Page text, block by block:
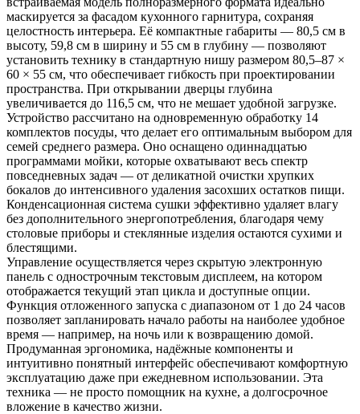
маскируется за фасадом кухонного гарнитура, сохраняя
целостность интерьера. Её компактные габариты — 80,5 см в
высоту, 59,8 см в ширину и 55 см в глубину — позволяют
установить технику в стандартную нишу размером 80,5–87 ×
60 × 55 см, что обеспечивает гибкость при проектировании
пространства. При открывании дверцы глубина
увеличивается до 116,5 см, что не мешает удобной загрузке.
Устройство рассчитано на одновременную обработку 14
комплектов посуды, что делает его оптимальным выбором для
семей среднего размера. Оно оснащено одиннадцатью
программами мойки, которые охватывают весь спектр
повседневных задач — от деликатной очистки хрупких
бокалов до интенсивного удаления засохших остатков пищи.
Конденсационная система сушки эффективно удаляет влагу
без дополнительного энергопотребления, благодаря чему
столовые приборы и стеклянные изделия остаются сухими и
блестящими.
Управление осуществляется через скрытую электронную
панель с однострочным текстовым дисплеем, на котором
отображается текущий этап цикла и доступные опции.
Функция отложенного запуска с диапазоном от 1 до 24 часов
позволяет запланировать начало работы на наиболее удобное
время — например, на ночь или к возвращению домой.
Продуманная эргономика, надёжные компоненты и
интуитивно понятный интерфейс обеспечивают комфортную
эксплуатацию даже при ежедневном использовании. Эта
техника — не просто помощник на кухне, а долгосрочное
вложение в качество жизни.